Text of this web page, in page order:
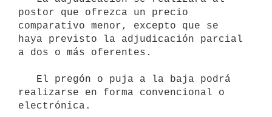
postor que ofrezca un precio
comparativo menor, excepto que se
haya previsto la adjudicación parcial
a dos o más oferentes.
realizarse en forma convencional o
electrónica.